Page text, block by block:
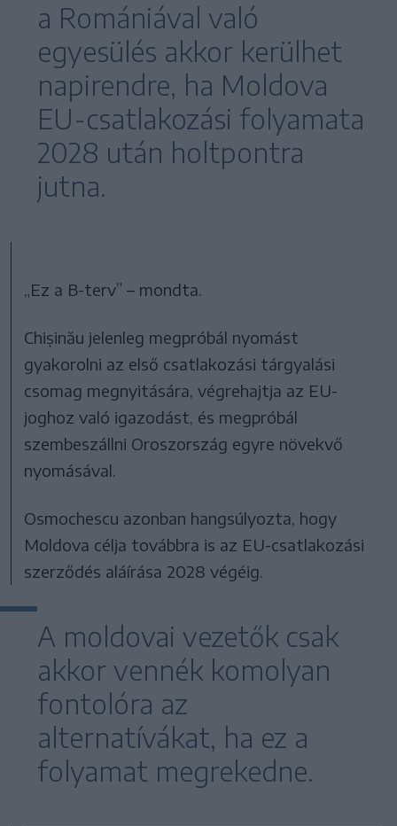
a Romániával való
egyesülés akkor kerülhet
napirendre, ha Moldova
EU-csatlakozási folyamata
2028 után holtpontra
jutna.
„Ez a B-terv” – mondta.
Chișinău jelenleg megpróbál nyomást
gyakorolni az első csatlakozási tárgyalási
csomag megnyitására, végrehajtja az EU-
joghoz való igazodást, és megpróbál
szembeszállni Oroszország egyre növekvő
nyomásával.
Osmochescu azonban hangsúlyozta, hogy
Moldova célja továbbra is az EU-csatlakozási
szerződés aláírása 2028 végéig.
A moldovai vezetők csak
akkor vennék komolyan
fontolóra az
alternatívákat, ha ez a
folyamat megrekedne.